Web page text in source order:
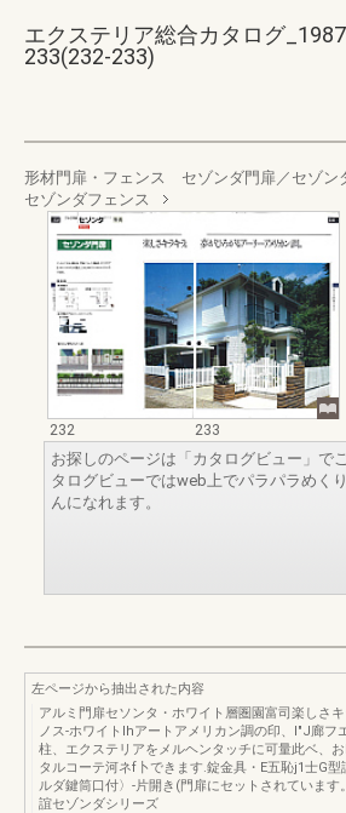
エクステリア総合カタログ
233(232-233)
形材門扉・フェンス セゾンダ門扉／セゾン
セゾンダフェンス
232
233
お探しのページは「カタログビュー」で
タログビューではweb上でパラパラめく
んになれます。
左ページから抽出された内容
アルミ門扉セソンタ・ホワイト層圏園富司楽しさキ
ノス-ホワイトlhアートアメリカン調の印、I"J廊フ
柱、エクステリアをメルヘンタッチに可量此ベ、
タルコーテ河ネf卜できます.錠金具・E五恥j1士G型
ルダ鍵筒口付〉-片開き(門扉にセットされています
誼セゾンダシリーズ